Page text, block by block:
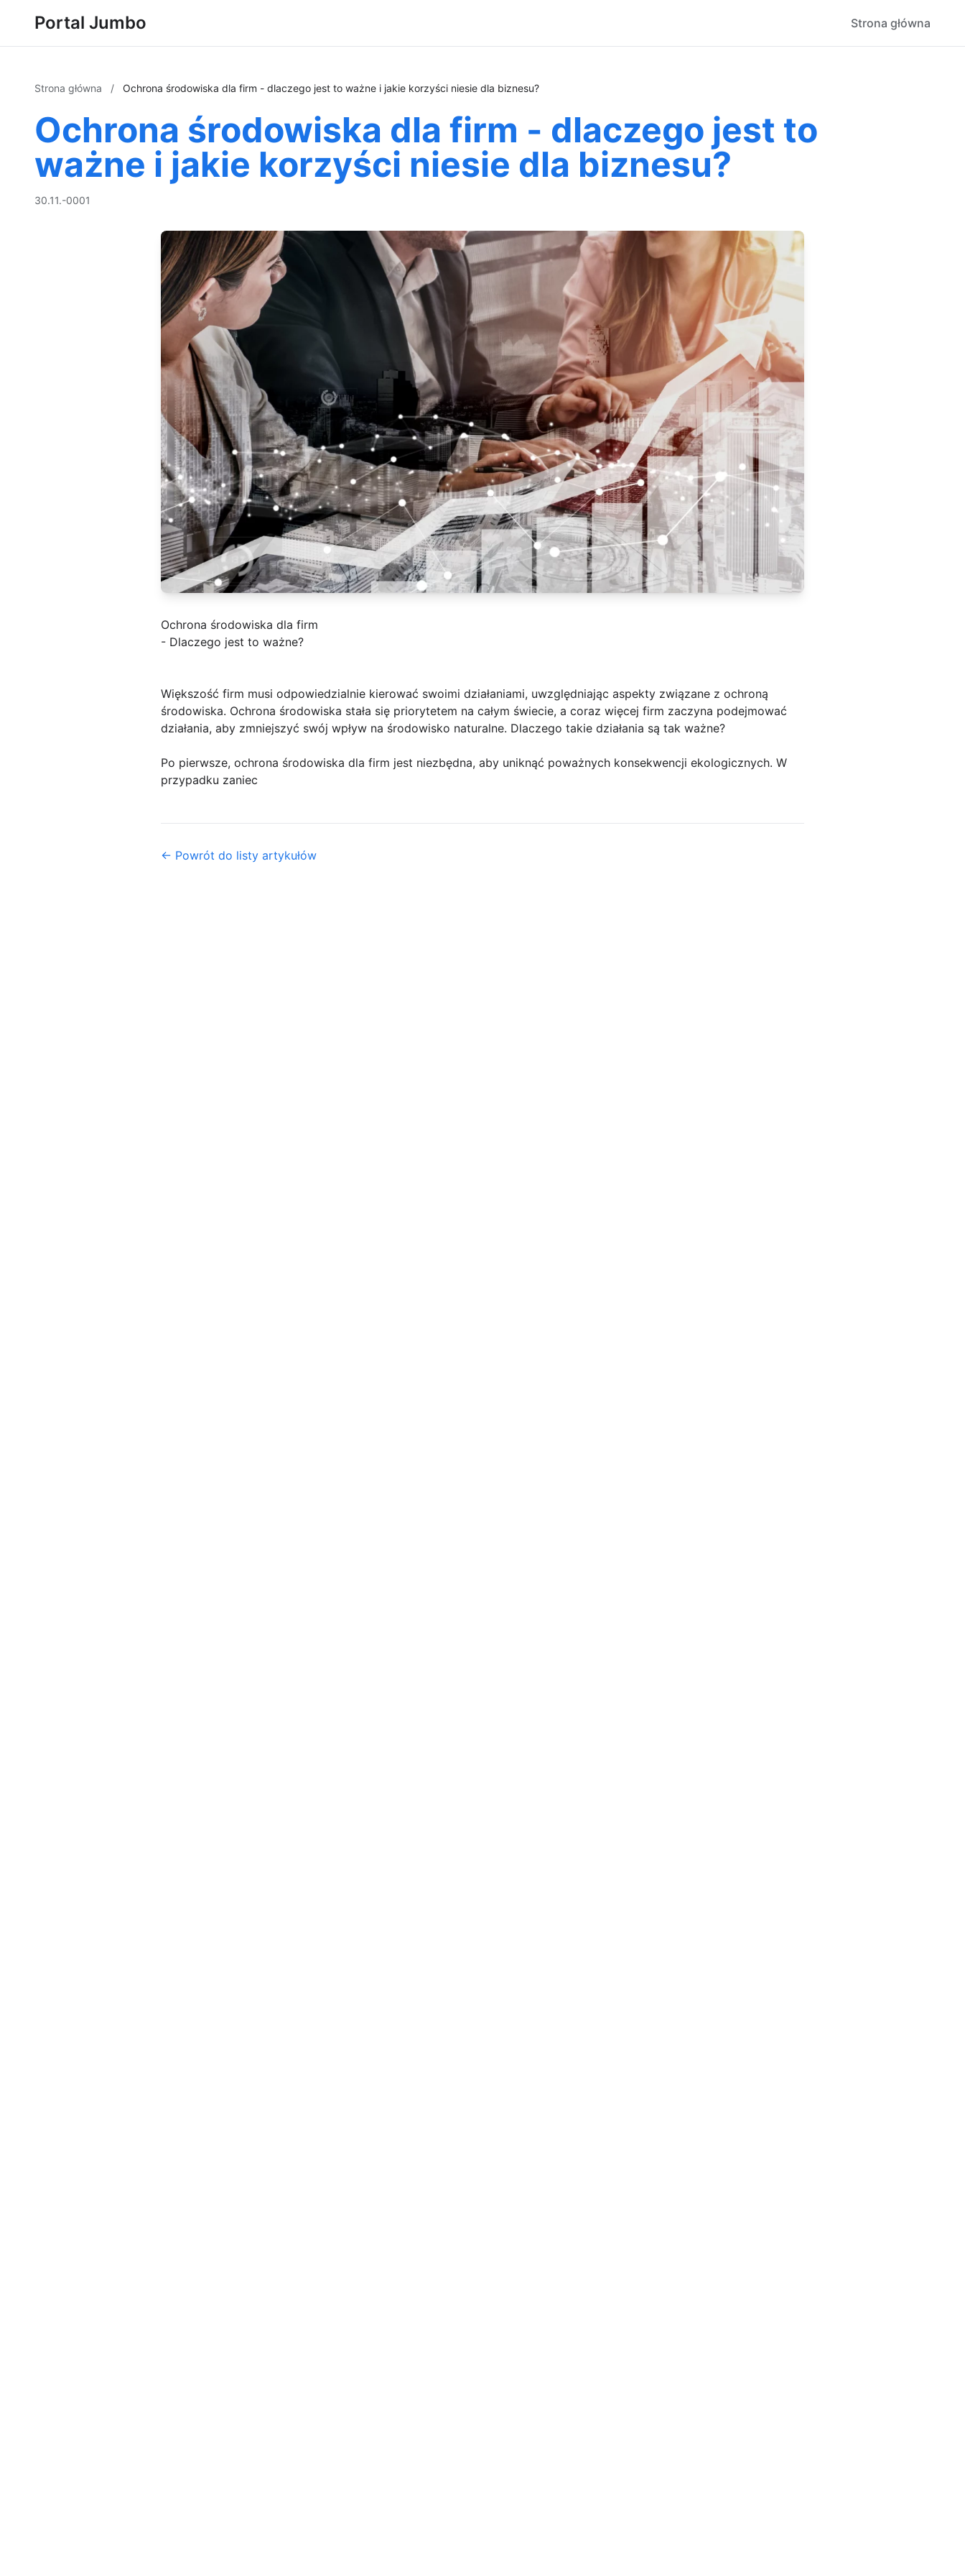
Portal Jumbo Strona główna
Strona główna / Ochrona środowiska dla firm - dlaczego jest to ważne i jakie korzyści niesie dla biznesu?
Ochrona środowiska dla firm - dlaczego jest to
ważne i jakie korzyści niesie dla biznesu?
30.11.-0001
Ochrona środowiska dla firm
- Dlaczego jest to ważne?
Większość firm musi odpowiedzialnie kierować swoimi działaniami, uwzględniając aspekty związane z ochroną
środowiska. Ochrona środowiska stała się priorytetem na całym świecie, a coraz więcej firm zaczyna podejmować
działania, aby zmniejszyć swój wpływ na środowisko naturalne. Dlaczego takie działania są tak ważne?
Po pierwsze, ochrona środowiska dla firm jest niezbędna, aby uniknąć poważnych konsekwencji ekologicznych. W
przypadku zaniec
← Powrót do listy artykułów